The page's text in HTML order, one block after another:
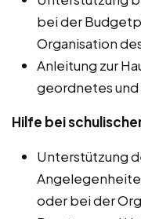
bei der
Organisation
Anleitung zur
geordnetes und
Hilfe bei
Unterstützung
oder bei der